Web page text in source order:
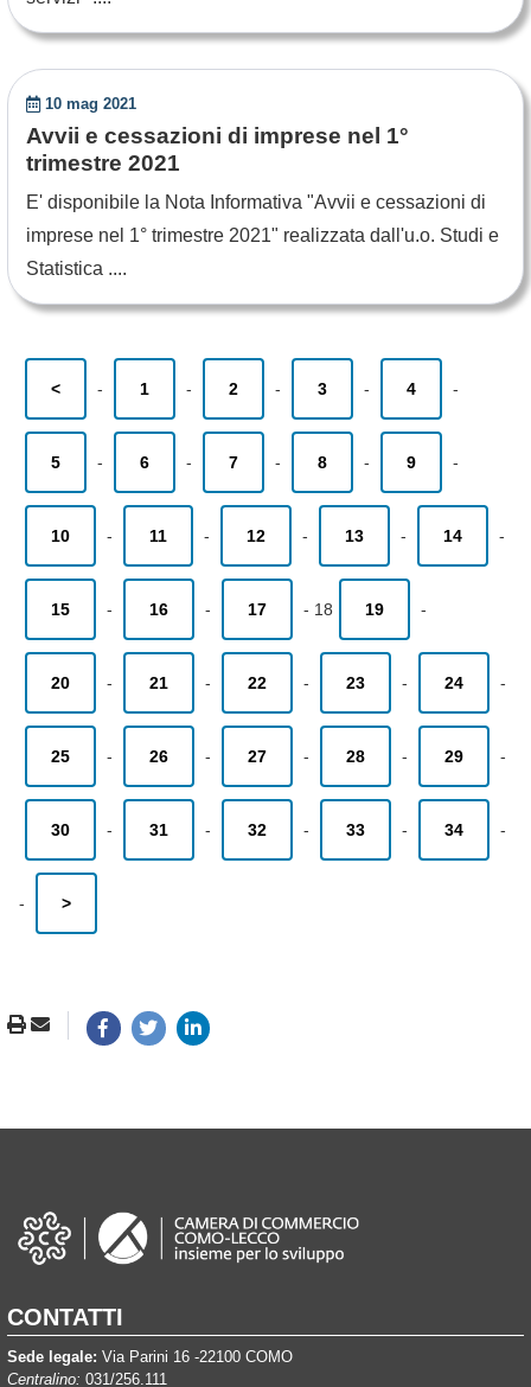
10 mag 2021
Avvii e cessazioni di imprese nel 1°
trimestre 2021
E' disponibile la Nota Informativa "Avvii e cessazioni di
imprese nel 1° trimestre 2021" realizzata dall'u.o. Studi e
Statistica ....
< - 1 - 2 - 3 - 4 -
5 - 6 - 7 - 8 - 9 -
10 - 11 - 12 - 13 - 14 -
15 - 16 - 17 - 18 19 -
20 - 21 - 22 - 23 - 24 -
25 - 26 - 27 - 28 - 29 -
30 - 31 - 32 - 33 - 34 -
- >
CONTATTI
Sede legale: Via Parini 16 -22100 COMO
Centralino: 031/256.111